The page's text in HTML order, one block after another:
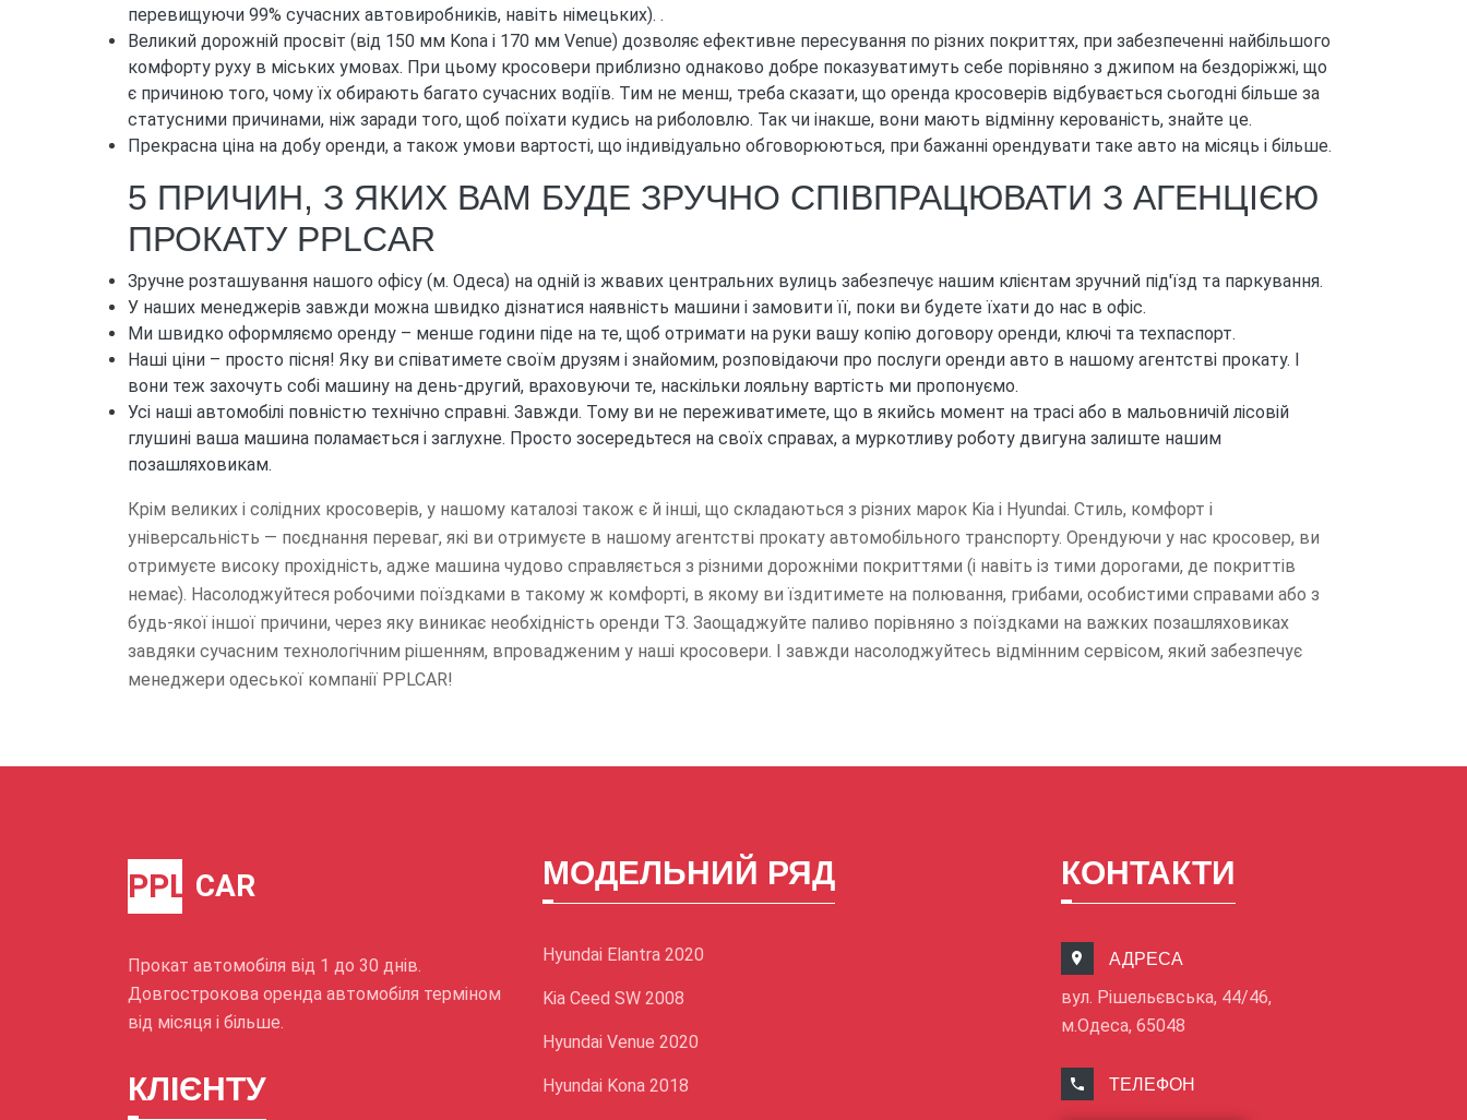
перевищуючи 99% сучасних автовиробників, навіть німецьких). .
Великий дорожній просвіт (від 150 мм Kona і 170 мм Venue) дозволяє ефективне пересування по різних покриттях, при забезпеченні найбільшого
комфорту руху в міських умовах. При цьому кросовери приблизно однаково добре показуватимуть себе порівняно з джипом на бездоріжжі, що
є причиною того, чому їх обирають багато сучасних водіїв. Тим не менш, треба сказати, що оренда кросоверів відбувається сьогодні більше за
статусними причинами, ніж заради того, щоб поїхати кудись на риболовлю. Так чи інакше, вони мають відмінну керованість, знайте це.
Прекрасна ціна на добу оренди, а також умови вартості, що індивідуально обговорюються, при бажанні орендувати таке авто на місяць і більше.
5 ПРИЧИН, З ЯКИХ ВАМ БУДЕ ЗРУЧНО СПІВПРАЦЮВАТИ З АГЕНЦІЄЮ
ПРОКАТУ PPLCAR
Зручне розташування нашого офісу (м. Одеса) на одній із жвавих центральних вулиць забезпечує нашим клієнтам зручний під'їзд та паркування.
У наших менеджерів завжди можна швидко дізнатися наявність машини і замовити її, поки ви будете їхати до нас в офіс.
Ми швидко оформляємо оренду – менше години піде на те, щоб отримати на руки вашу копію договору оренди, ключі та техпаспорт.
Наші ціни – просто пісня! Яку ви співатимете своїм друзям і знайомим, розповідаючи про послуги оренди авто в нашому агентстві прокату. І
вони теж захочуть собі машину на день-другий, враховуючи те, наскільки лояльну вартість ми пропонуємо.
Усі наші автомобілі повністю технічно справні. Завжди. Тому ви не переживатимете, що в якийсь момент на трасі або в мальовничій лісовій
глушині ваша машина поламається і заглухне. Просто зосередьтеся на своїх справах, а муркотливу роботу двигуна залиште нашим
позашляховикам.
Крім великих і солідних кросоверів, у нашому каталозі також є й інші, що складаються з різних марок Kia і Hyundai. Стиль, комфорт і
універсальність — поєднання переваг, які ви отримуєте в нашому агентстві прокату автомобільного транспорту. Орендуючи у нас кросовер, ви
отримуєте високу прохідність, адже машина чудово справляється з різними дорожніми покриттями (і навіть із тими дорогами, де покриттів
немає). Насолоджуйтеся робочими поїздками в такому ж комфорті, в якому ви їздитимете на полювання, грибами, особистими справами або з
будь-якої іншої причини, через яку виникає необхідність оренди ТЗ. Заощаджуйте паливо порівняно з поїздками на важких позашляховиках
завдяки сучасним технологічним рішенням, впровадженим у наші кросовери. І завжди насолоджуйтесь відмінним сервісом, який забезпечує
менеджери одеської компанії PPLCAR!
PPL CAR
Прокат автомобіля від 1 до 30 днів.
Довгострокова оренда автомобіля терміном
від місяця і більше.
КЛІЄНТУ
МОДЕЛЬНИЙ РЯД
Hyundai Elantra 2020
Kia Ceed SW 2008
Hyundai Venue 2020
Hyundai Kona 2018
КОНТАКТИ
АДРЕСА
вул. Рішельєвська, 44/46,
м.Одеса, 65048
ТЕЛЕФОН